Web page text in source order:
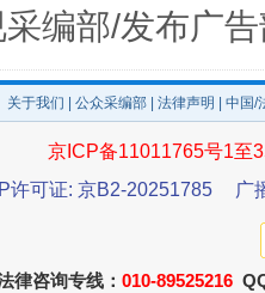
编部/发布广
关于我们 公众采编部 法律声明 | 中国
京ICP备11011765号1至
许可证: 京B2-20251785
广
律咨询专线： 010-89525216